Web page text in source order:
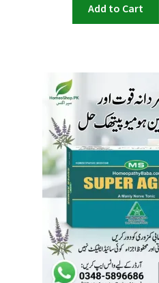
Add to Cart